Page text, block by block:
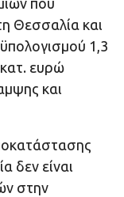
που
Θεσσαλία και
1,3
ευρώ
και
δεν είναι
στην